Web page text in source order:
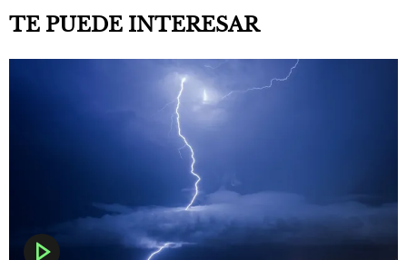
TE PUEDE INTERESAR